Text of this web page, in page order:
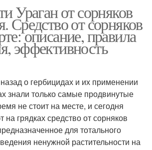
Ураган от сорняков
Средство от сорняков
описание, правила
эффективность
о гербицидах и их применении
знали только самые продвинутые
не стоит на месте, и сегодня
грядках средство от сорняков
для тотального
ненужной растительности на